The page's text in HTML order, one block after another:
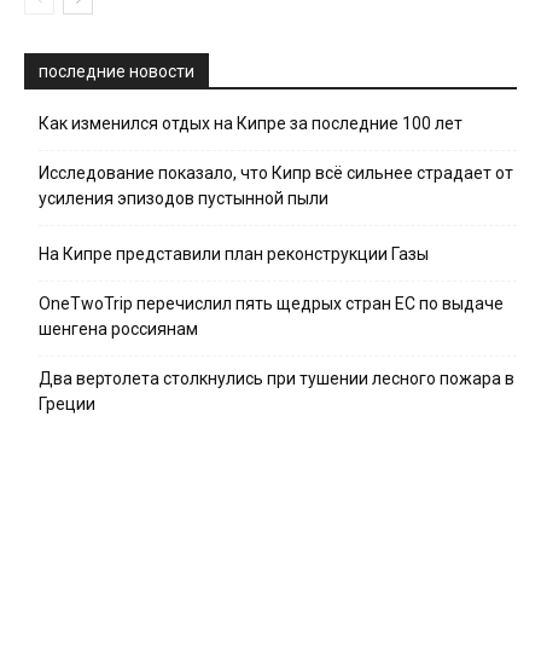
последние новости
Как изменился отдых на Кипре за последние 100 лет
Исследование показало, что Кипр всё сильнее страдает от
усиления эпизодов пустынной пыли
На Кипре представили план реконструкции Газы
OneTwoTrip перечислил пять щедрых стран ЕС по выдаче
шенгена россиянам
Два вертолета столкнулись при тушении лесного пожара в
Греции